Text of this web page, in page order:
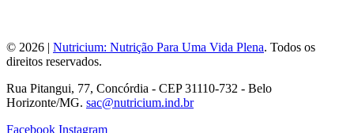
© 2026 | Nutricium: Nutrição Para Uma Vida Plena. Todos os
direitos reservados.
Rua Pitangui, 77, Concórdia - CEP 31110-732 - Belo
Horizonte/MG. sac@nutricium.ind.br
Facebook Instagram